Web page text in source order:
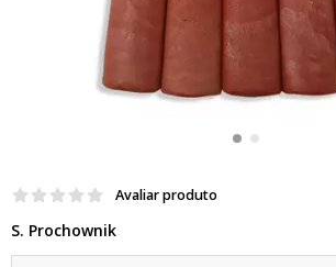
Avaliar produto
S. Prochownik